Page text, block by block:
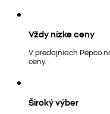
Vždy nízke ceny
V predajniach Pepco
ceny.
Široký výber